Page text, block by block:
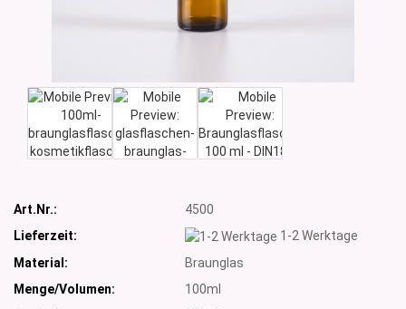
Art.Nr.:
4500
Lieferzeit:
1-2 Werktage
Material:
Braunglas
Menge/Volumen:
100ml